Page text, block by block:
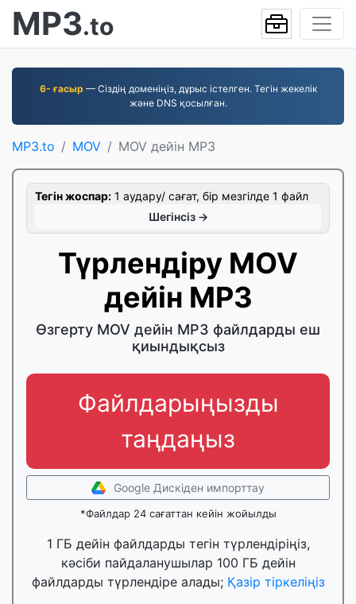
MP3.to
6- ғасыр — Сіздің доменіңіз, дұрыс істелген. Тегін жекелік
және DNS қосылған.
MP3.to MOV MOV дейін MP3
Тегін жоспар: 1 аудару/ сағат, бір мезгілде 1 файл
Шегінсіз →
Түрлендіру MOV
дейін MP3
Өзгерту MOV дейін MP3 файлдарды еш
қиындықсыз
Файлдарыңызды
таңдаңыз
Google Дискіден импорттау
*Файлдар 24 сағаттан кейін жойылды
1 ГБ дейін файлдарды тегін түрлендіріңіз,
кәсіби пайдаланушылар 100 ГБ дейін
файлдарды түрлендіре алады; Қазір тіркеліңіз